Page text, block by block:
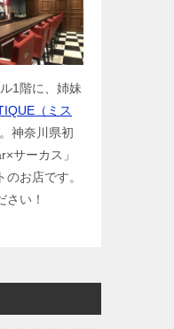
1階に、姉妹
（ミス
神奈川県初
サーカス」
お店です。
さい！